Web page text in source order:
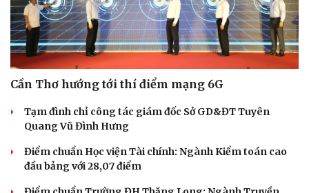
Cần Thơ hướng tới thí điểm mạng 6G
Tạm đình chỉ công tác giám đốc Sở GD&ĐT Tuyên
Quang Vũ Đình Hưng
Điểm chuẩn Học viện Tài chính: Ngành Kiểm toán cao
đầu bảng với 28,07 điểm